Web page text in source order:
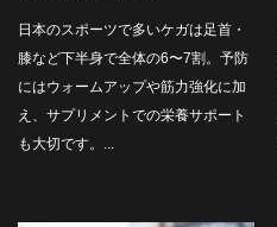
日本のスポーツで多いケガは足首・
膝など下半身で全体の6〜7割。予防
にはウォームアップや筋力強化に加
え、サプリメントでの栄養サポート
も大切です。...